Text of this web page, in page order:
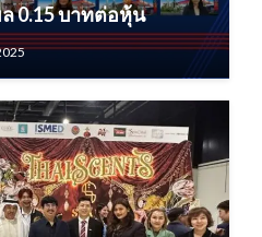
0.15 บาทต่อหุ้น